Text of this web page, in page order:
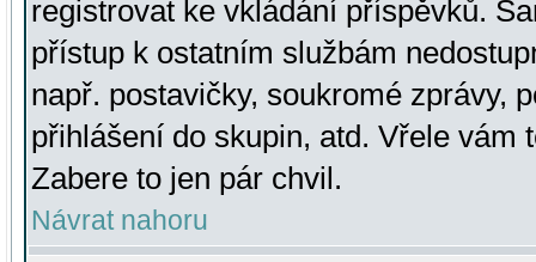
registrovat ke vkládání příspěvků.
přístup k ostatním službám
např. postavičky, soukromé zprávy,
přihlášení do skupin, atd. Vřele vám
Zabere to jen pár chvil.
Návrat nahoru